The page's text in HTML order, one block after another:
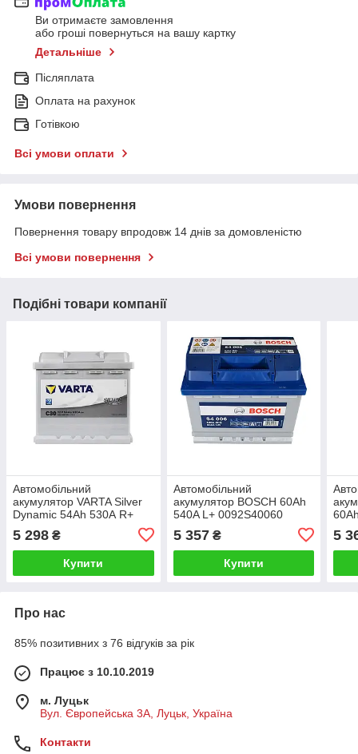
Ви отримаєте замовлення
або гроші повернуться на вашу картку
Детальніше
Післяплата
Оплата на рахунок
Готівкою
Всі умови оплати
Умови повернення
Повернення товару впродовж 14 днів за домовленістю
Всі умови повернення
Подібні товари компанії
Автомобільний
акумулятор VARTA Silver
Dynamic 54Ah 530А R+
5 298 ₴
Купити
Автомобільний
акумулятор BOSCH 60Ah
540A L+ 0092S40060
5 357₴
Купити
5
Про нас
85% позитивних з 76 відгуків за рік
Працює з 10.10.2019
м. Луцьк
Вул. Європейська 3А, Луцьк, Україна
Контакти